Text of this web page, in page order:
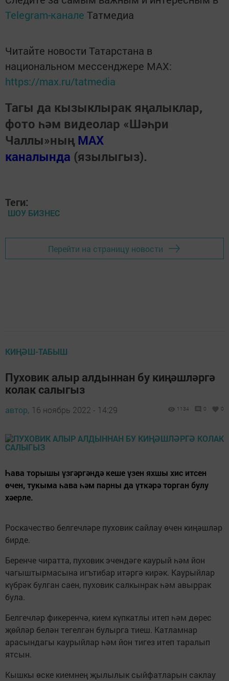
Telegram-канале Татмедиа
Читайте новости Татарстана в
национальном мессенджере MАХ:
https://max.ru/tatmedia
Тагы да кызыклырак яңалыклар,
фото һәм видеолар «Шәһри
Чаллы»ның MAX
каналында (язылыгыз).
Теги:
ШОУ БИЗНЕС
Перейти на страницу новости
КИҢӘШ-ТАБЫШ
Пуховик алыр алдыннан бу киңәшләргә
колак салыгыз
автор, 16 ноябрь 2022 - 14:29 1134 0 0
Һава торышы үзгәргәндә кеше үзен яхшы хис итсен
өчен, тукыма һава һәм парны да үткәрә торган булу
хәерле.
Роскачество белгечләре пуховик сайлау өчен киңәшләр
бирде.
Беренче чиратта, пуховик эчендәге каурый һәм йон
чагыштырмасына игътибар итәргә кирәк. Каурыйлар
күбрәк булган саен, пуховик салкынрак һәм авыррак
була.
Белгечләр фикеренчә, кием күпкатлы итеп һәм дөрес
җөйләр белән тегелгән булырга тиеш. Катламнар
арасындагы каурыйлар һәм йон тигез итеп таралып
ятсын.
Кышкы өске киемнең җылылык сыйфатларын саклау